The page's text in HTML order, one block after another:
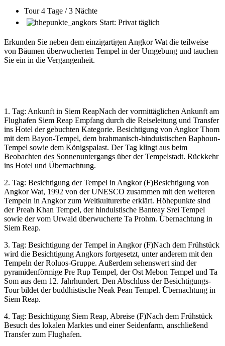
Tour 4 Tage / 3 Nächte
Start: Privat täglich
Erkunden Sie neben dem einzigartigen Angkor Wat die teilweise
von Bäumen überwucherten Tempel in der Umgebung und tauchen
Sie ein in die Vergangenheit.
1. Tag: Ankunft in Siem ReapNach der vormittäglichen Ankunft am
Flughafen Siem Reap Empfang durch die Reiseleitung und Transfer
ins Hotel der gebuchten Kategorie. Besichtigung von Angkor Thom
mit dem Bayon-Tempel, dem brahmanisch-hinduistischen Baphoun-
Tempel sowie dem Königspalast. Der Tag klingt aus beim
Beobachten des Sonnenuntergangs über der Tempelstadt. Rückkehr
ins Hotel und Übernachtung.
2. Tag: Besichtigung der Tempel in Angkor (F)Besichtigung von
Angkor Wat, 1992 von der UNESCO zusammen mit den weiteren
Tempeln in Angkor zum Weltkulturerbe erklärt. Höhepunkte sind
der Preah Khan Tempel, der hinduistische Banteay Srei Tempel
sowie der vom Urwald überwucherte Ta Prohm. Übernachtung in
Siem Reap.
3. Tag: Besichtigung der Tempel in Angkor (F)Nach dem Frühstück
wird die Besichtigung Angkors fortgesetzt, unter anderem mit den
Tempeln der Roluos-Gruppe. Außerdem sehenswert sind der
pyramidenförmige Pre Rup Tempel, der Ost Mebon Tempel und Ta
Som aus dem 12. Jahrhundert. Den Abschluss der Besichtigungs-
Tour bildet der buddhistische Neak Pean Tempel. Übernachtung in
Siem Reap.
4. Tag: Besichtigung Siem Reap, Abreise (F)Nach dem Frühstück
Besuch des lokalen Marktes und einer Seidenfarm, anschließend
Transfer zum Flughafen.